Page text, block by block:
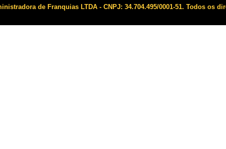
de Franquias LTDA - CNPJ: 34.704.495/0001-51. Todos os